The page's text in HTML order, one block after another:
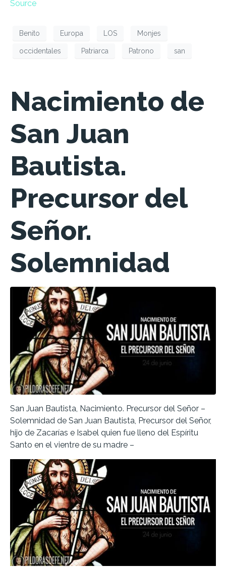
Source
Benito Europa LOS Monjes
occidentales Patriarca Patrono san
Nacimiento de
San Juan
Bautista.
Precursor del
Señor.
Solemnidad
San Juan Bautista, Nacimiento. Precursor del Señor –
Solemnidad de San Juan Bautista, Precursor del Señor,
hijo de Zacarías e Isabel quien fue lleno del Espíritu
Santo en el vientre de su madre –